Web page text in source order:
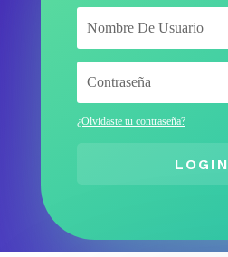
¿Olvidaste tu contraseña?
LOGIN